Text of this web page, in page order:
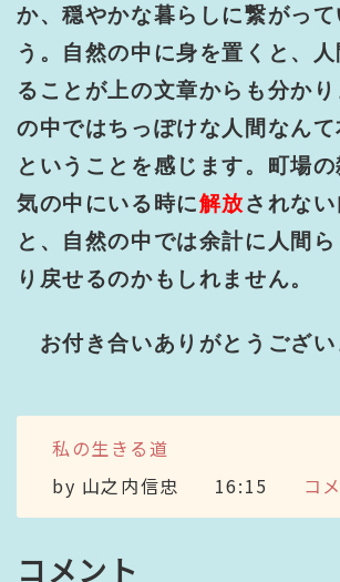
か、穏やかな暮らしに繋がって
う。 自然の中に身を置くと、人
ることが上の文章からも分か
の中ではちっぽけな人間なん
ということを感じます。町場
気の中にいる時に解放されない
と、自然の中では余計に人間
り戻せるのかもしれません。
お付き合いありがとうござい
私の生きる道
by 山之内信忠 16:15 コ
コメント